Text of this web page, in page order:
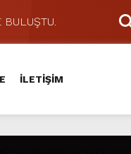
İLETİŞİM